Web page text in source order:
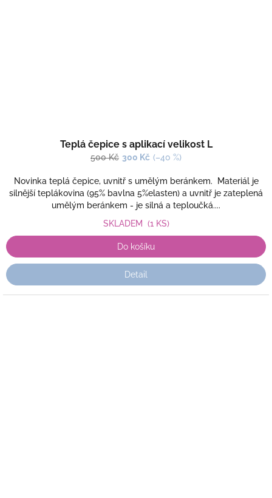
Teplá čepice s aplikací velikost L
500 Kč 300 Kč (–40 %)
Novinka teplá čepice, uvnitř s umělým beránkem. Materiál je
silnější teplákovina (95% bavlna 5%elasten) a uvnitř je zateplená
umělým beránkem - je silná a teploučká....
SKLADEM (1 KS)
Do košíku
Detail